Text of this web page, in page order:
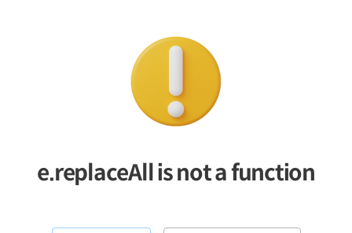
e.replaceAll is not a function